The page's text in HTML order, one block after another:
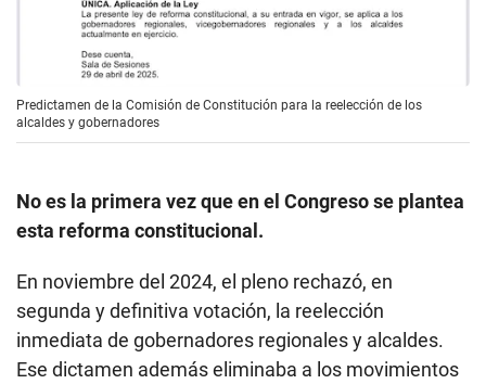
Predictamen de la Comisión de Constitución para la reelección de los
alcaldes y gobernadores
No es la primera vez que en el Congreso se plantea
esta reforma constitucional.
En noviembre del 2024, el pleno rechazó, en
segunda y definitiva votación, la reelección
inmediata de gobernadores regionales y alcaldes.
Ese dictamen además eliminaba a los movimientos